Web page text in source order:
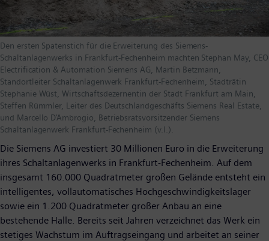
Den ersten Spatenstich für die Erweiterung des Siemens-
Schaltanlagenwerks in Frankfurt-Fechenheim machten Stephan May, CEO
Electrification & Automation Siemens AG, Martin Betzmann,
Standortleiter Schaltanlagenwerk Frankfurt-Fechenheim, Stadträtin
Stephanie Wüst, Wirtschaftsdezernentin der Stadt Frankfurt am Main,
Steffen Rümmler, Leiter des Deutschlandgeschäfts Siemens Real Estate,
und Marcello D’Ambrogio, Betriebsratsvorsitzender Siemens
Schaltanlagenwerk Frankfurt-Fechenheim (v.l.).
Die Siemens AG investiert 30 Millionen Euro in die Erweiterung
ihres Schaltanlagenwerks in Frankfurt-Fechenheim. Auf dem
insgesamt 160.000 Quadratmeter großen Gelände entsteht ein
intelligentes, vollautomatisches Hochgeschwindigkeitslager
sowie ein 1.200 Quadratmeter großer Anbau an eine
bestehende Halle. Bereits seit Jahren verzeichnet das Werk ein
stetiges Wachstum im Auftragseingang und arbeitet an seiner